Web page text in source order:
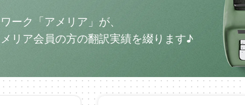
ーク「アメリア」が、
リア会員の方の翻訳実績を綴ります♪